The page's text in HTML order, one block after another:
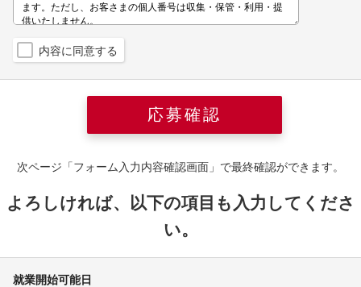
内容に同意する
次ページ「フォーム入力内容確認画面」で最終確認ができます。
よろしければ、以下の項目も入力してくださ
い。
就業開始可能日